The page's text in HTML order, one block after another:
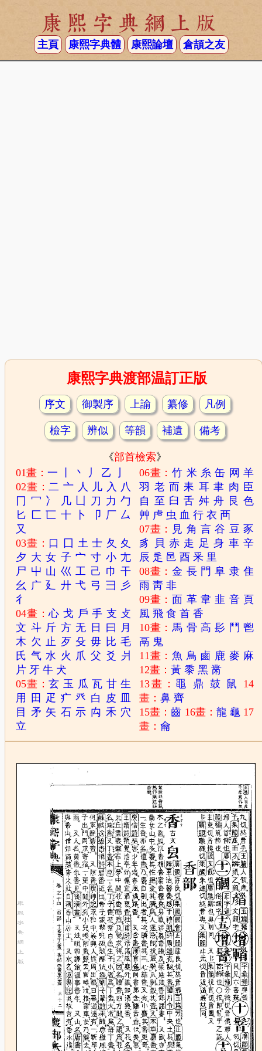
康熙字典網上版
主頁 康熙字典體 康熙論壇 倉頡之友
康熙字典渡部温訂正版
序文 御製序 上諭 纂修 凡例
檢字 辨似 等韻 補遺 備考
《部首檢索》
01畫：一 丶 丿 乙
02畫：二 亠 人 儿 入 八
冂 冖 冫 几 凵 刀 力 勹
匕 匚 匸 十 卜 卩 厂 厶
又
03畫： 口 囗 土 士 夂 夊
夕 大 女 子 宀 寸 小 尢
尸 屮 山 巛 工 己 巾 干
幺 广 廴 廾 弋 弓 彐
彡
彳
04畫：心 戈 戶 手 支 攴
文 斗 斤 方 无 日 曰 月
木 欠 止 歹 殳 毋 比 毛
氏 气 水 火 爪 父 爻 爿
片 牙 牛 犬
05畫：玄 玉 瓜 瓦 甘 生
用
田 疋 疒 癶 白 皮
目
矛 矢 石 示 禸 禾 穴
立
06畫：竹 米 糸 缶 网 羊
羽 老 而 耒 耳 聿 肉 臣
自 至 臼 舌 舛 舟 艮 色
艸 虍 虫 血 行 衣 襾
07畫： 見 角 言 谷 豆 豕
豸
貝 赤 走 足 身 車 辛
辰 辵 邑 酉 釆 里
08畫：金 長 門 阜 隶 隹
雨 靑 非
09畫： 面 革 韋 韭 音 頁
風 飛 食 首 香
10畫：馬 骨 高 髟 鬥 鬯
鬲 鬼
11畫：魚 鳥 鹵 鹿 麥 麻
12畫：黃 黍 黑 黹
13畫： 黽 鼎 鼓 鼠
14
畫：鼻 齊
15畫：齒 16畫： 龍 龜 17
畫：龠